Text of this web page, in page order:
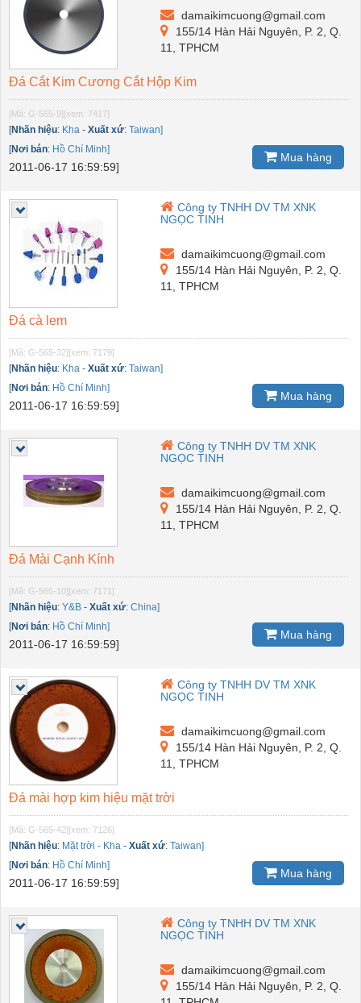
damaikimcuong@gmail.com
155/14 Hàn Hải Nguyên, P. 2, Q.
11, TPHCM
Đá Cắt Kim Cương Cắt Hộp Kim
[Mã: G-565-9][xem: 7417]
[Nhãn hiệu: Kha - Xuất xứ: Taiwan]
[Nơi bán: Hồ Chí Minh]
2011-06-17 16:59:59]
Mua hàng
Công ty TNHH DV TM XNK
NGỌC TINH
damaikimcuong@gmail.com
155/14 Hàn Hải Nguyên, P. 2, Q.
11, TPHCM
Đá cà lem
[Mã: G-565-32][xem: 7179]
[Nhãn hiệu: Kha - Xuất xứ: Taiwan]
[Nơi bán: Hồ Chí Minh]
2011-06-17 16:59:59]
Mua hàng
Công ty TNHH DV TM XNK
NGỌC TINH
damaikimcuong@gmail.com
155/14 Hàn Hải Nguyên, P. 2, Q.
11, TPHCM
Đá Mài Cạnh Kính
[Mã: G-565-10][xem: 7171]
[Nhãn hiệu: Y&B - Xuất xứ: China]
[Nơi bán: Hồ Chí Minh]
2011-06-17 16:59:59]
Mua hàng
Công ty TNHH DV TM XNK
NGỌC TINH
damaikimcuong@gmail.com
155/14 Hàn Hải Nguyên, P. 2, Q.
11, TPHCM
Đá mài hợp kim hiệu mặt trời
[Mã: G-565-42][xem: 7126]
[Nhãn hiệu: Mặt trời - Kha - Xuất xứ: Taiwan]
[Nơi bán: Hồ Chí Minh]
2011-06-17 16:59:59]
Mua hàng
Công ty TNHH DV TM XNK
NGỌC TINH
damaikimcuong@gmail.com
155/14 Hàn Hải Nguyên, P. 2, Q.